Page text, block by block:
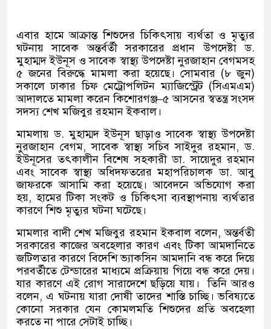
এবার হামে আক্রান্ত শিশুদের চিকিৎসায় ব্যর্থতা ও মৃত্যুর
ঘটনায় সাবেক অন্তর্বর্তী সরকারের প্রধান উপদেষ্টা ড.
মুহাম্মদ ইউনূস ও সাবেক স্বাস্থ্য উপদেষ্টা নুরজাহান বেগমসহ
৫ জনের বিরুদ্ধে মামলা করা হয়েছে। সোমবার (৮ জুন)
সকালে ঢাকার চিফ মেট্রোপলিটন ম্যাজিস্ট্রেট(সিএমএম)
আদালতে মামলা করেন কিশোরগঞ্জ–৫ আসনের স্বতন্ত্র সংসদ
সদস্য শেখ মজিবুর রহমান ইকবাল।
মামলায় ড.মুহাম্মদ ইউনূস ছাড়াও সাবেক স্বাস্থ্য উপদেষ্টা
নুরজাহান বেগম,সাবেক স্বাস্থ্য সচিব সাইদুর রহমান,ড.
ইউনূসের তৎকালীন বিশেষ সহকারী ডা.সায়েদুর রহমান
এবং সাবেক স্বাস্থ্য অধিদফতরের মহাপরিচালক ডা.আবু
জাফরকে আসামি করা হয়েছে। আবেদনে অভিযোগ করা
হয়,হামের টিকা সংকট ও চিকিৎসা ব্যবস্থাপনায় ব্যর্থতার
কারণে শিশু মৃত্যুর ঘটনা ঘটেছে।
মামলার বাদী শেখ মজিবুর রহমান ইকবাল বলেন,অন্তর্বতী
সরকারের কাজের অবহেলার কারণ এবং টিকা আমদানিতে
জটিলতার কারণে বিদেশি ভ্যাকসিন আমদানি বন্ধ করে দিয়ে
পরবর্তীতে টেন্ডারের মাধ্যমে প্রক্রিয়ায় গিয়ে বন্ধ করে দেয়।
যার কারণে এই রোগ সারাদেশে ছড়িয়ে যায়।
তিনি আরও
বলেন,এ ঘটনায় যারা দোষী তাদের শাস্তি চাচ্ছি। ভবিষ্যতে
কোনো সরকার যেন কোমলমতি শিশুদের প্রতি অবহেলা
করতে না পারে সেটাই চাচ্ছি।